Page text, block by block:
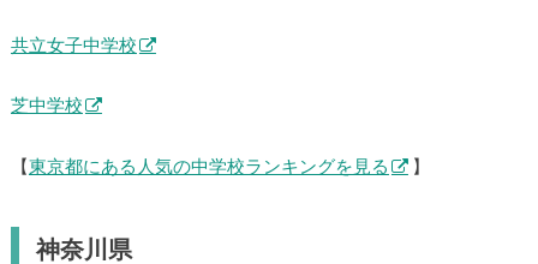
共立女子中学校
芝中学校
【 東京都にある人気の中学校ランキングを見る 】
神奈川県